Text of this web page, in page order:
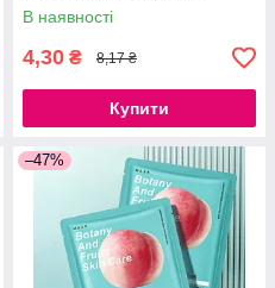
В наявності
4,30 ₴ 8,17 ₴
Купити
–47%